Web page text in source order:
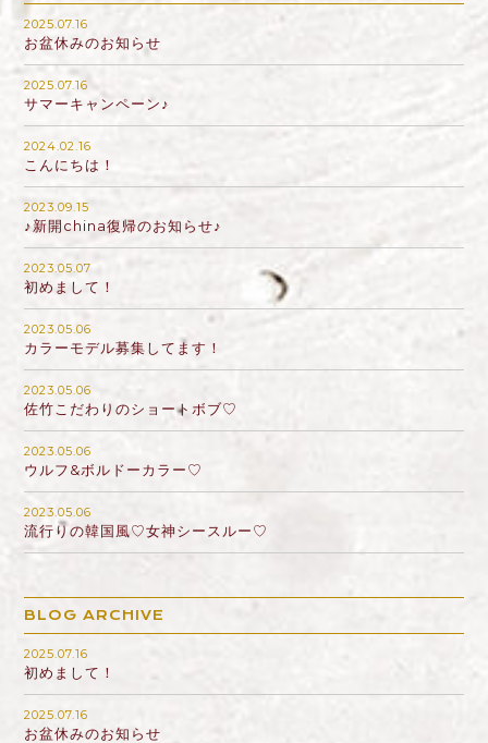
2025.07.16
お盆休みのお知らせ
2025.07.16
サマーキャンペーン♪
2024.02.16
こんにちは！
2023.09.15
♪新開china復帰のお知らせ♪
2023.05.07
初めまして！
2023.05.06
カラーモデル募集してます！
2023.05.06
佐竹こだわりのショートボブ♡
2023.05.06
ウルフ&ボルドーカラー♡
2023.05.06
流行りの韓国風♡女神シースルー♡
BLOG ARCHIVE
2025.07.16
初めまして！
2025.07.16
お盆休みのお知らせ